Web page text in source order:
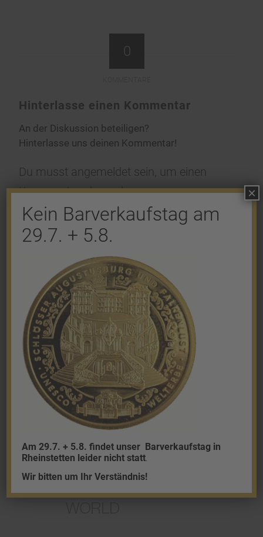
0
Hinterlasse einen Kommentar
An der Diskussion beteiligen?
Hinterlasse uns deinen Kommentar!
Du musst angemeldet sein, um einen
Kommentar abzugeben.
Shop
Gold
Granalien
Palladium
Platin
Kein Barverkaufstag am
29.7. + 5.8.
Am 29.7. + 5.8. findet unser Barverkaufstag in
Rheinstetten leider nicht statt
Wir bitten um Ihr Verständnis!
×